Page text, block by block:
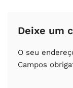
Deixe um
O seu
Campos